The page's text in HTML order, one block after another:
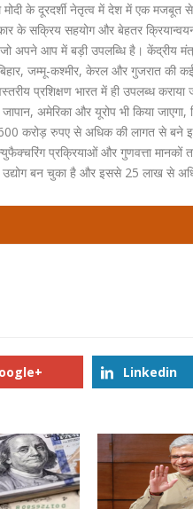
के दूरदर्शी नेतृत्व में देश में एक मजबूत
के सक्रिय सहयोग और बेहतर
अपने आप में बड़ी उपलब्धि है। केंद्रीय
जम्मू-कश्मीर, केरल और गुजरात की
प्रशिक्षण भारत में ही उपलब्ध
अमेरिका और यूरोप भी किया
करोड़ रुपए से अधिक की लागत से बने
प्रक्रियाओं और गुणवत्ता मानकों
बन चुका है और इससे 25 लाख से
Linkedin